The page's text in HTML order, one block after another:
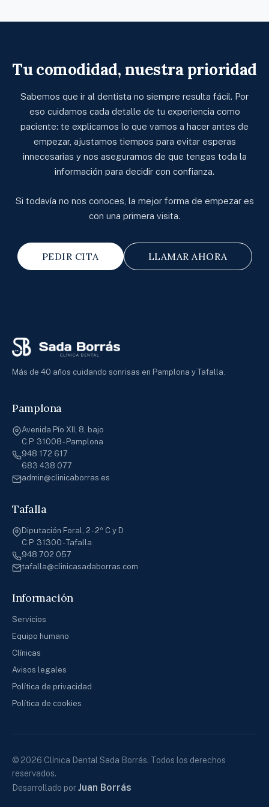
Tu comodidad, nuestra prioridad
Sabemos que ir al dentista no siempre resulta fácil. Por
eso cuidamos cada detalle de tu experiencia como
paciente: te explicamos lo que vamos a hacer antes de
empezar, ajustamos tiempos para evitar esperas
innecesarias y nos aseguramos de que tengas toda la
información para decidir con confianza.
Si todavía no nos conoces, la mejor forma de empezar es
con una primera visita.
PEDIR CITA LLAMAR AHORA
Más de 40 años cuidando sonrisas en Pamplona y Tafalla.
Pamplona
Avenida Pío XII, 8, bajo
C.P. 31008 - Pamplona
948 172 617
683 438 077
admin@clinicaborras.es
Tafalla
Diputación Foral, 2 - 2º C y D
C.P. 31300 - Tafalla
948 702 057
tafalla@clinicasadaborras.com
Información
Servicios
Equipo humano
Clínicas
Avisos legales
Política de privacidad
Política de cookies
© 2026 Clínica Dental Sada Borrás. Todos los derechos
reservados.
Desarrollado porJuan Borrás